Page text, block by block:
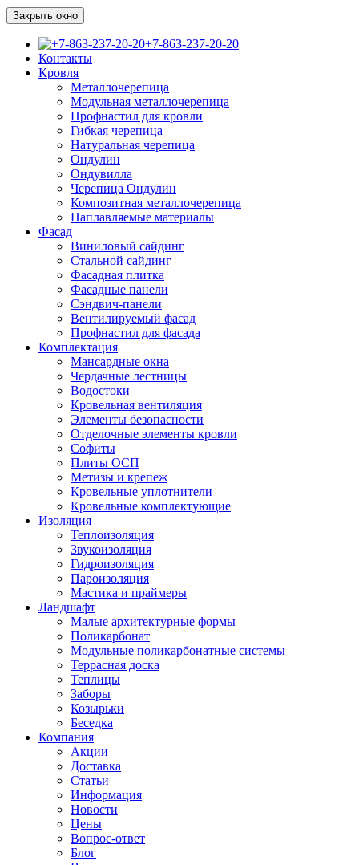
Закрыть окно
+7-863-237-20-20
Контакты
Кровля
Металлочерепица
Модульная металлочерепица
Профнастил для кровли
Гибкая черепица
Натуральная черепица
Ондулин
Ондувилла
Черепица Ондулин
Композитная металлочерепица
Наплавляемые материалы
Фасад
Виниловый сайдинг
Стальной сайдинг
Фасадная плитка
Фасадные панели
Сэндвич-панели
Вентилируемый фасад
Профнастил для фасада
Комплектация
Мансардные окна
Чердачные лестницы
Водостоки
Кровельная вентиляция
Элементы безопасности
Отделочные элементы кровли
Софиты
Плиты ОСП
Метизы и крепеж
Кровельные уплотнители
Кровельные комплектующие
Изоляция
Теплоизоляция
Звукоизоляция
Гидроизоляция
Пароизоляция
Мастика и праймеры
Ландшафт
Малые архитектурные формы
Поликарбонат
Модульные поликарбонатные системы
Террасная доска
Теплицы
Заборы
Козырьки
Беседка
Компания
Акции
Доставка
Статьи
Информация
Новости
Цены
Вопрос-ответ
Блог